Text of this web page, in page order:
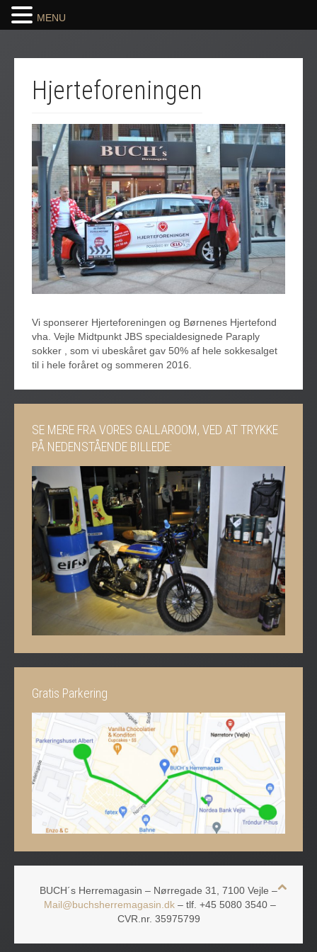
Hjerteforeningen
Vi sponserer Hjerteforeningen og Børnenes Hjertefond
vha. Vejle Midtpunkt JBS specialdesignede Paraply
sokker , som vi ubeskåret gav 50% af hele sokkesalget
til i hele foråret og sommeren 2016.
SE MERE FRA VORES GALLAROOM, VED AT TRYKKE
PÅ NEDENSTÅENDE BILLEDE:
Gratis Parkering
BUCH´s Herremagasin – Nørregade 31, 7100 Vejle –
Mail@buchsherremagasin.dk – tlf. +45 5080 3540 –
CVR.nr. 35975799
MENU